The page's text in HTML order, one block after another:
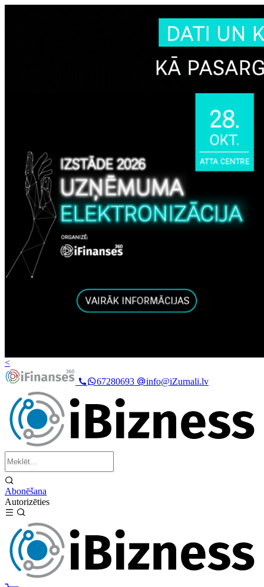
<
67280693
info@iZurnali.lv
Abonēšana
Autorizēties